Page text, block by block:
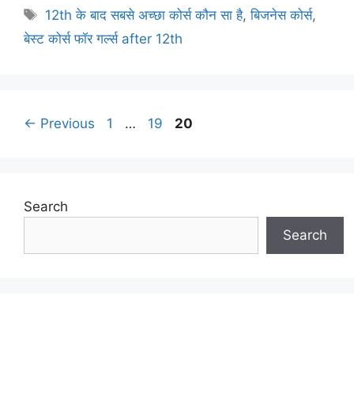
Tags
12th के बाद सबसे अच्छा कोर्स कौन सा है,बिजनेस कोर्स,
बेस्ट कोर्स फॉर गर्ल्स after 12th
Post
← Previous Page
1 … Page
19 Page
20
Search
Search